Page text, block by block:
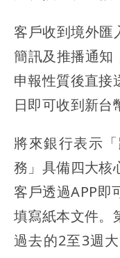
客戶收到境外匯
簡訊及推播通知
申報性質後直接
日即可收到新台
將來銀行表示
務」具備四大核
客戶透過APP即
填寫紙本文件。
過去的2至3週